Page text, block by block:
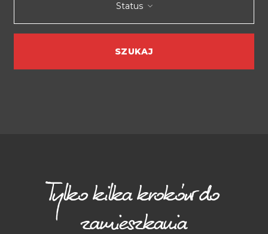
Status
SZUKAJ
Tylko kilka kroków do
zamieszkania